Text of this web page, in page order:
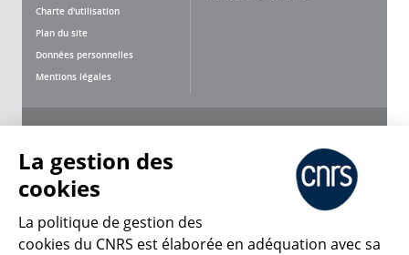
Charte d'utilisation
Plan du site
Données personnelles
Mentions légales
La gestion des
cookies
La politique de gestion des
cookies du CNRS est élaborée en adéquation avec sa